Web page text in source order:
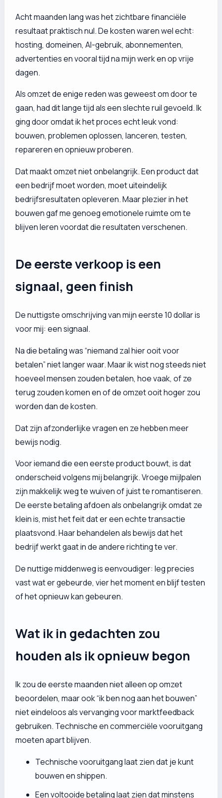
Acht maanden lang was het zichtbare financiële
resultaat praktisch nul. De kosten waren wel echt:
hosting, domeinen, AI-gebruik, abonnementen,
advertenties en vooral tijd na mijn werk en op vrije
dagen.
Als omzet de enige reden was geweest om door te
gaan, had dit lange tijd als een slechte ruil gevoeld. Ik
ging door omdat ik het proces echt leuk vond:
bouwen, problemen oplossen, lanceren, testen,
repareren en opnieuw proberen.
Dat maakt omzet niet onbelangrijk. Een product dat
een bedrijf moet worden, moet uiteindelijk
bedrijfsresultaten opleveren. Maar plezier in het
bouwen gaf me genoeg emotionele ruimte om te
blijven leren voordat die resultaten verschenen.
De eerste verkoop is een
signaal, geen finish
De nuttigste omschrijving van mijn eerste 10 dollar is
voor mij: een signaal.
Na die betaling was “niemand zal hier ooit voor
betalen” niet langer waar. Maar ik wist nog steeds niet
hoeveel mensen zouden betalen, hoe vaak, of ze
terug zouden komen en of de omzet ooit hoger zou
worden dan de kosten.
Dat zijn afzonderlijke vragen en ze hebben meer
bewijs nodig.
Voor iemand die een eerste product bouwt, is dat
onderscheid volgens mij belangrijk. Vroege mijlpalen
zijn makkelijk weg te wuiven of juist te romantiseren.
De eerste betaling afdoen als onbelangrijk omdat ze
klein is, mist het feit dat er een echte transactie
plaatsvond. Haar behandelen als bewijs dat het
bedrijf werkt gaat in de andere richting te ver.
De nuttige middenweg is eenvoudiger: leg precies
vast wat er gebeurde, vier het moment en blijf testen
of het opnieuw kan gebeuren.
Wat ik in gedachten zou
houden als ik opnieuw begon
Ik zou de eerste maanden niet alleen op omzet
beoordelen, maar ook “ik ben nog aan het bouwen”
niet eindeloos als vervanging voor marktfeedback
gebruiken. Technische en commerciële vooruitgang
moeten apart blijven.
Technische vooruitgang laat zien dat je kunt
bouwen en shippen.
Een voltooide betaling laat zien dat minstens